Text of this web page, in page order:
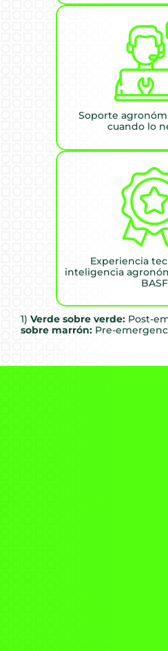
Soporte
cuando lo
Experiencia
inteligencia
BASF
1) Verde sobre verde: Post-
sobre marrón: Pre-